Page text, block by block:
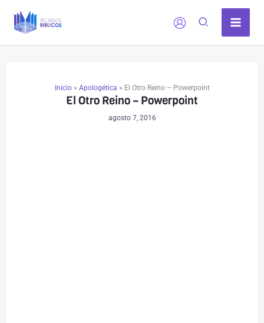
Inicio» Apologética » El Otro Reino – Powerpoint
El Otro Reino – Powerpoint
agosto 7, 2016